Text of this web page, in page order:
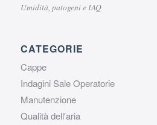
Umidità, patogeni e IAQ
CATEGORIE
Cappe
Indagini Sale Operatorie
Manutenzione
Qualità dell'aria